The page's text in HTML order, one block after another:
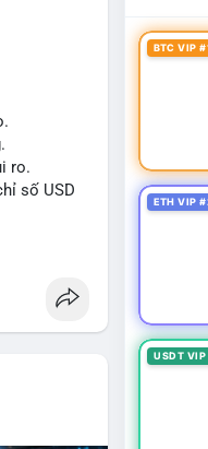
ro.
số USD
BTC VIP
ETH VIP
USDT